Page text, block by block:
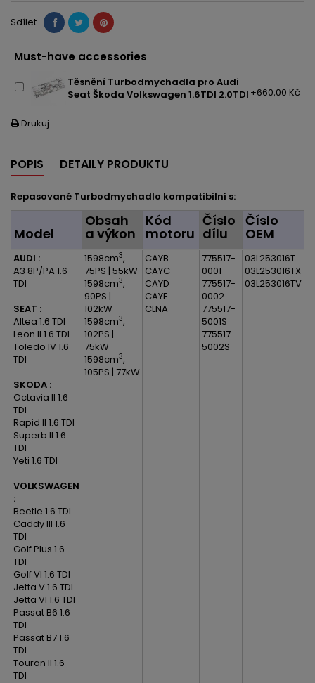
Sdílet
Must-have accessories
Těsnění Turbodmychadla pro Audi
Seat Škoda Volkswagen 1.6TDI 2.0TDI +660,00 Kč
 Drukuj
POPIS DETAILY PRODUKTU
Repasované Turbodmychadlo kompatibilní s:
Model
Obsah
a výkon
Kód
motoru
Číslo
dílu
Číslo
OEM
AUDI :
A3 8P/PA 1.6
TDI
SEAT :
Altea 1.6 TDI
Leon II 1.6 TDI
Toledo IV 1.6
TDI
SKODA :
Octavia II 1.6
TDI
Rapid II 1.6 TDI
Superb II 1.6
TDI
Yeti 1.6 TDI
VOLKSWAGEN
:
Beetle 1.6 TDI
Caddy III 1.6
TDI
Golf Plus 1.6
TDI
Golf VI 1.6 TDI
Jetta V 1.6 TDI
Jetta VI 1.6 TDI
Passat B6 1.6
TDI
Passat B7 1.6
TDI
Touran II 1.6
TDI
1598cm3,
75PS | 55kW
1598cm3,
90PS |
102kW
1598cm3,
102PS |
75kW
1598cm3,
105PS | 77kW
CAYB
CAYC
CAYD
CAYE
CLNA
775517-
0001
775517-
0002
775517-
5001S
775517-
5002S
03L253016T
03L253016TX
03L253016TV